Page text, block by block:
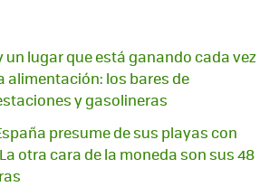
un lugar que está ganando cada vez
alimentación: los bares de
y gasolineras
presume de sus playas con
otra cara de la moneda son sus 48